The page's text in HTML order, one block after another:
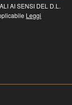
AI SENSI DEL D.L.
Leggi